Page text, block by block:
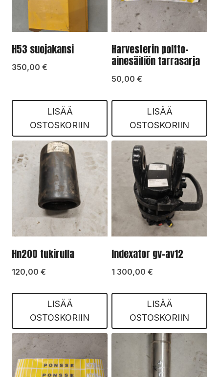
H53 suojakansi
350,00 €
LISÄÄ
OSTOSKORIIN
Harvesterin poltto-
ainesäiliön tarrasarja
50,00 €
LISÄÄ
OSTOSKORIIN
Hn200 tukirulla
120,00 €
LISÄÄ
OSTOSKORIIN
Indexator gv-av12
1 300,00 €
LISÄÄ
OSTOSKORIIN